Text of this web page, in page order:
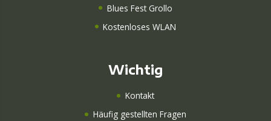
Blues Fest Grollo
Kostenloses WLAN
Wichtig
Kontakt
Häufig gestellten Fragen